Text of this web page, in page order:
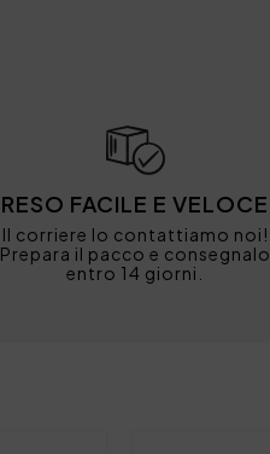
RESO FACILE E VELOCE
Il corriere lo contattiamo noi!
Prepara il pacco e consegnalo
entro 14 giorni.